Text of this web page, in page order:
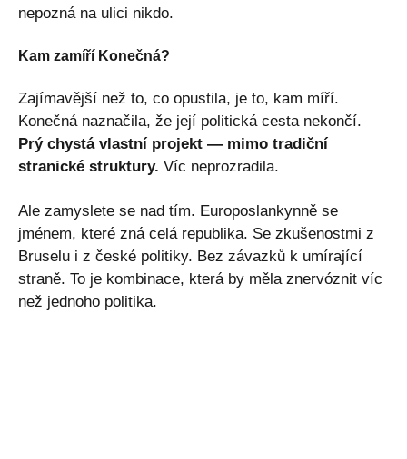
nepozná na ulici nikdo.
Kam zamíří Konečná?
Zajímavější než to, co opustila, je to, kam míří.
Konečná naznačila, že její politická cesta nekončí.
Prý chystá vlastní projekt — mimo tradiční
stranické struktury. Víc neprozradila.
Ale zamyslete se nad tím. Europoslankynně se
jménem, které zná celá republika. Se zkušenostmi z
Bruselu i z české politiky. Bez závazků k umírající
straně. To je kombinace, která by měla znervóznit víc
než jednoho politika.